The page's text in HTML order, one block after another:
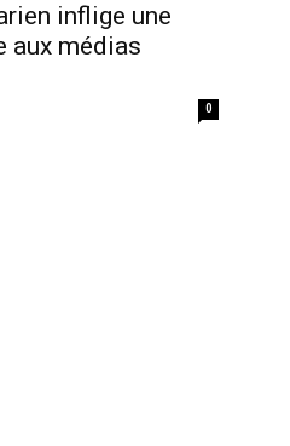
inflige une
aux médias
0